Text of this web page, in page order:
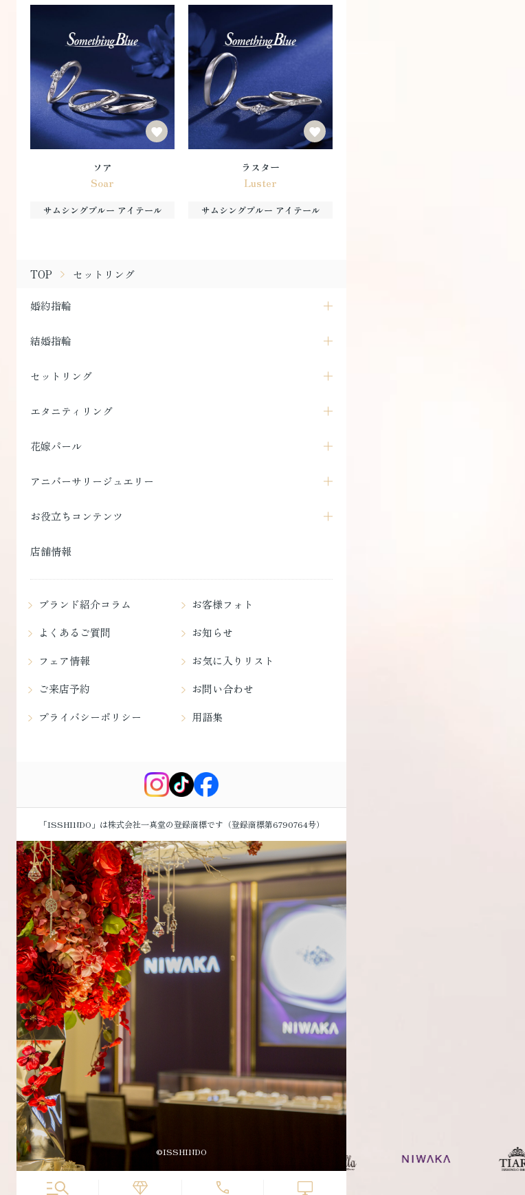
ソア
Soar
サムシングブルー アイテール
ラスター
Luster
サムシングブルー アイテール
TOP セットリング
婚約指輪
結婚指輪
セットリング
エタニティリング
花嫁パール
アニバーサリージュエリー
お役立ちコンテンツ
店舗情報
ブランド紹介コラム
お客様フォト
よくあるご質問
お知らせ
フェア情報
お気に入りリスト
ご来店予約
お問い合わせ
プライバシーポリシー
用語集
「ISSHINDO」は株式会社一真堂の登録商標です （登録商標第6790764号）
©ISSHINDO